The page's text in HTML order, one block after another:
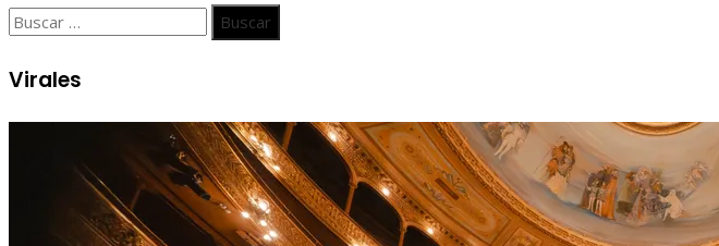
Buscar:
Virales